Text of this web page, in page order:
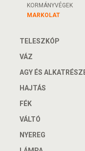
KORMÁNYVÉGEK
MARKOLAT
TELESZKÓP
VÁZ
AGY ÉS
HAJTÁS
FÉK
VÁLTÓ
NYEREG